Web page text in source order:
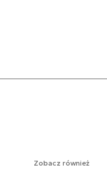
Zobacz również